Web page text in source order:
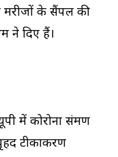
मरीजों के सैंपल की
ने दिए हैं।
में कोरोना संक्रमण
टीकाकरण